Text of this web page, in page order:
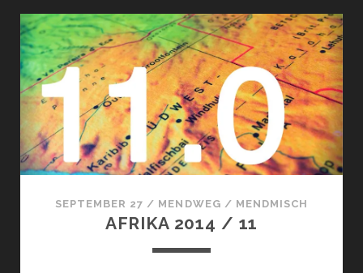
14
SEPTEMBER 27 / MENDWEG / MENDMISCH
AFRIKA 2014 / 11